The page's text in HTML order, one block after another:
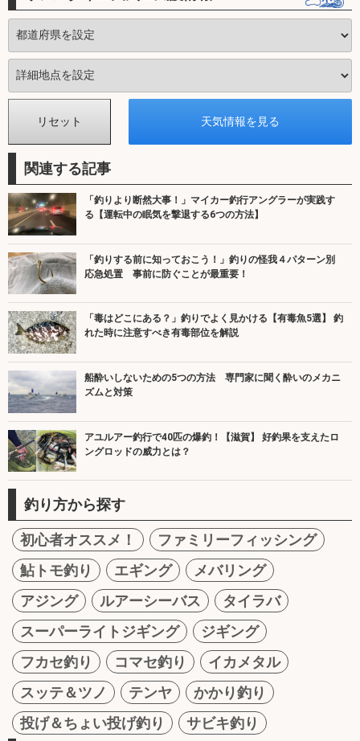
関連する記事
「釣りより断然大事！」マイカー釣行アングラーが実践す
る【運転中の眠気を撃退する6つの方法】
「釣りする前に知っておこう！」釣りの怪我４パターン別
応急処置 事前に防ぐことが最重要！
「毒はどこにある？」釣りでよく見かける【有毒魚5選】 釣
れた時に注意すべき有毒部位を解説
船酔いしないための5つの方法 専門家に聞く酔いのメカニ
ズムと対策
アユルアー釣行で40匹の爆釣！【滋賀】 好釣果を支えたロ
ングロッドの威力とは？
釣り方から探す
初心者オススメ！
ファミリーフィッシング
鮎トモ釣り
エギング
メバリング
アジング
ルアーシーバス
タイラバ
スーパーライトジギング
ジギング
フカセ釣り
コマセ釣り
イカメタル
スッテ＆ツノ
テンヤ
かかり釣り
投げ＆ちょい投げ釣り
サビキ釣り